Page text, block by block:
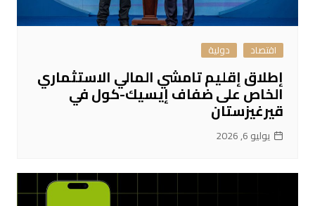
اقتصاد دولية
إطلاق إقليم تامشي المالي الاستثماري
الخاص على ضفاف إيسيك-كول في
قيرغيزستان
يوليو 6, 2026